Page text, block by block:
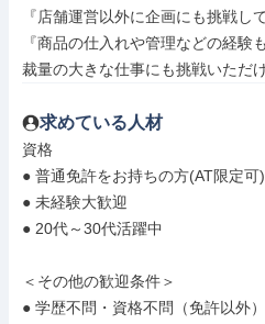
『店舗運営以外に企画にも挑戦し
『商品の仕入れや管理などの経験
裁量の大きな仕事にも挑戦いただ
求めている人材
資格
● 普通免許をお持ちの方(AT限定可)
● 未経験大歓迎
● 20代～30代活躍中
＜その他の歓迎条件＞
● 学歴不問・資格不問（免許以外）